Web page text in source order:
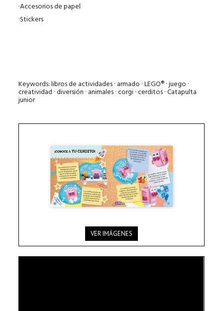
·Accesorios de papel
·Stickers
Keywords: libros de actividades · armado · LEGO® · juego ·
creatividad · diversión · animales · corgi · cerditos · Catapulta
junior
VER IMÁGENES